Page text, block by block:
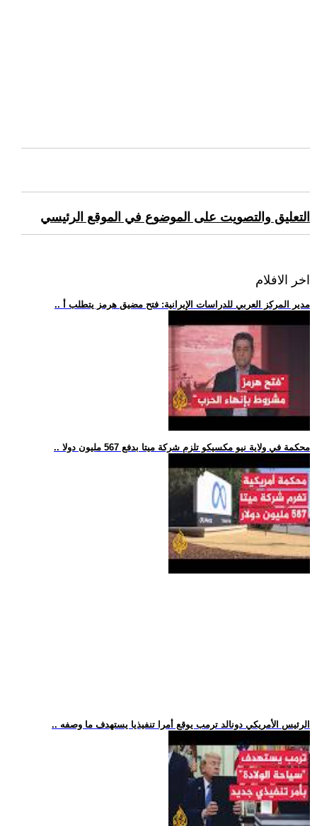
التعليق والتصويت على الموضوع في الموقع الرئيسي
اخر الافلام
.. مدير المركز العربي للدراسات الإيرانية: فتح مضيق هرمز يتطلب أ
.. محكمة في ولاية نيو مكسيكو تلزم شركة ميتا بدفع 567 مليون دولا
.. الرئيس الأمريكي دونالد ترمب يوقع أمرا تنفيذيا يستهدف ما وصفه